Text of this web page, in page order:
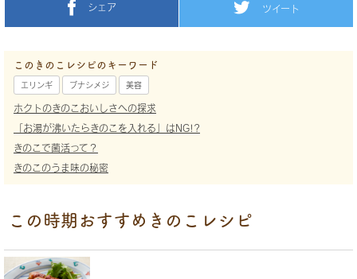
シェア ツイート
このきのこレシピのキーワード
エリンギ ブナシメジ 美容
ホクトのきのこおいしさへの探求
「お湯が沸いたらきのこを入れる」はNG!?
きのこで菌活って？
きのこのうま味の秘密
この時期おすすめきのこレシピ